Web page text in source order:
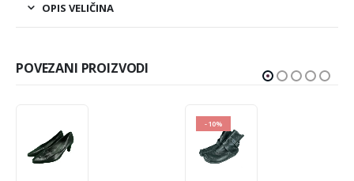
OPIS VELIČINA
POVEZANI PROIZVODI
-10%